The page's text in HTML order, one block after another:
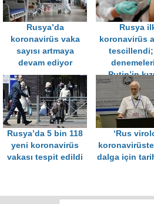
Rusya’da
koronavirüs vaka
sayısı artmaya
devam ediyor
Rusya
koronavirüs
tescillendi;
Putin’in
katıldı
Rusya’da 5 bin 118
yeni koronavirüs
vakası tespit edildi
‘Rus
dalga için